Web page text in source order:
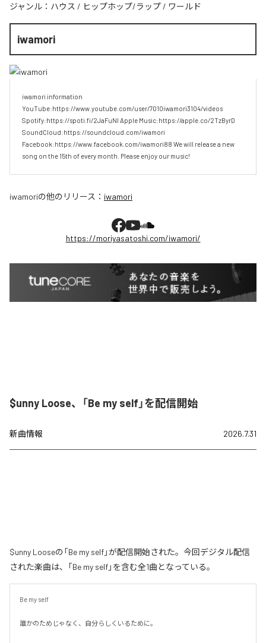
ジャンル： ハウス / ヒップホップ/ラップ / ワールド
iwamori
iwamori information
YouTube:https://www.youtube.com/user/7010iwamori3104/videos
Spotify:https://spoti.fi/2JaFuNl Apple Music:https://apple.co/2TzByrD
SoundCloud:https://soundcloud.com/iwamori
Facebook:https://www.facebook.com/iwamori88 We will release a new
song on the 15th of every month. Please enjoy our music!
iwamoriの他のリリース： iwamori
https://moriyasatoshi.com/iwamori/
$unny Loose、「Be my self」を配信開始
新曲情報 2026.7.31
$unny Looseの「Be my self」が配信開始された。今回デジタル配信
された楽曲は、「Be my self」を含む全1曲となっている。
Be my self
誰かのためじゃなく、自分らしくいるために。